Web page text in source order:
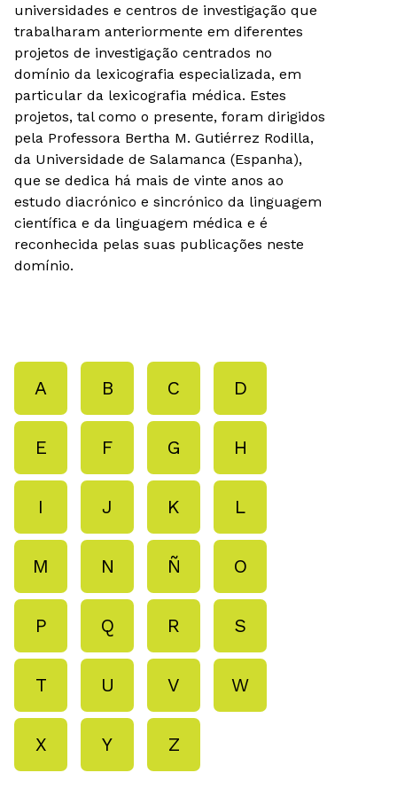
universidades e centros de investigação que
trabalharam anteriormente em diferentes
projetos de investigação centrados no
domínio da lexicografia especializada, em
particular da lexicografia médica. Estes
projetos, tal como o presente, foram dirigidos
pela Professora Bertha M. Gutiérrez Rodilla,
da Universidade de Salamanca (Espanha),
que se dedica há mais de vinte anos ao
estudo diacrónico e sincrónico da linguagem
científica e da linguagem médica e é
reconhecida pelas suas publicações neste
domínio.
A B C D
E F G H
I J K L
M N Ñ O
P Q R S
T U V W
X Y Z